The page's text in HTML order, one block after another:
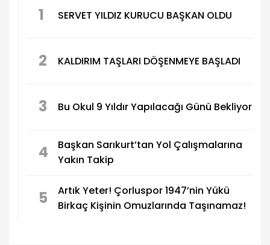
1 SERVET YILDIZ KURUCU BAŞKAN OLDU
2 KALDIRIM TAŞLARI DÖŞENMEYE BAŞLADI
3 Bu Okul 9 Yıldır Yapılacağı Günü Bekliyor
4
Başkan Sarıkurt’tan Yol Çalışmalarına
Yakın Takip
5
Artık Yeter! Çorluspor 1947’nin Yükü
Birkaç Kişinin Omuzlarında Taşınamaz!